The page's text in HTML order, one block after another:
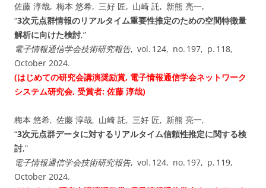
佐藤 淳哉, 梅本 悠希, 三好 匠, 山崎 託, 新熊 亮一,
“3次元点群情報のリアルタイム重要性推定のための空間特徴量
解析に向けた検討,”
電子情報通信学会技術研究報告, vol. ⁠124, no. ⁠197, p. 118,
October 2024.
(はじめての研究会講演奨励賞, 電子情報通信学会ネットワーク
システム研究会, 受賞者: 佐藤 淳哉)
梅本 悠希, 佐藤 淳哉, 山崎 託, 三好 匠, 新熊 亮一,
“3次元点群データに対するリアルタイム信頼性推定に関する検
討,”
電子情報通信学会技術研究報告, vol. ⁠124, no. ⁠197, p. 119,
October 2024.